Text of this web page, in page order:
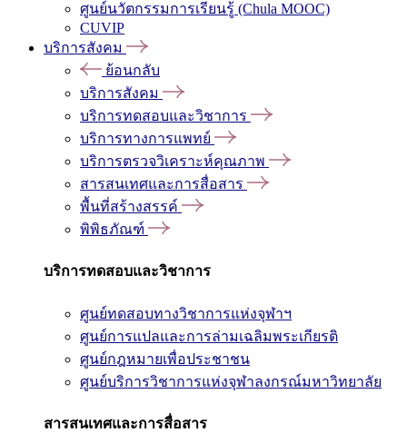
ศูนย์นวัตกรรมการเรียนรู้ (Chula MOOC)
CUVIP
บริการสังคม
ย้อนกลับ
บริการสังคม
บริการทดสอบและวิชาการ
บริการทางการแพทย์
บริการตรวจวิเคราะห์คุณภาพ
สารสนเทศและการสื่อสาร
พื้นที่สร้างสรรค์
พิพิธภัณฑ์
บริการทดสอบและวิชาการ
ศูนย์ทดสอบทางวิชาการแห่งจุฬาฯ
ศูนย์การแปลและการล่ามเฉลิมพระเกียรติ
ศูนย์กฎหมายเพื่อประชาชน
ศูนย์บริการวิชาการแห่งจุฬาลงกรณ์มหาวิทยาลัย
สารสนเทศและการสื่อสาร